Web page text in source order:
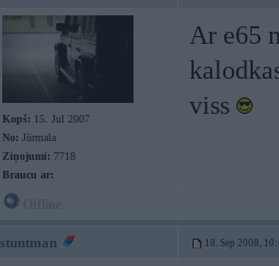
Kopš: 15. Jul 2007
No: Jūrmala
Ziņojumi: 7718
Braucu ar:
Ar e65
viss
stuntman 18. Sep 2008,